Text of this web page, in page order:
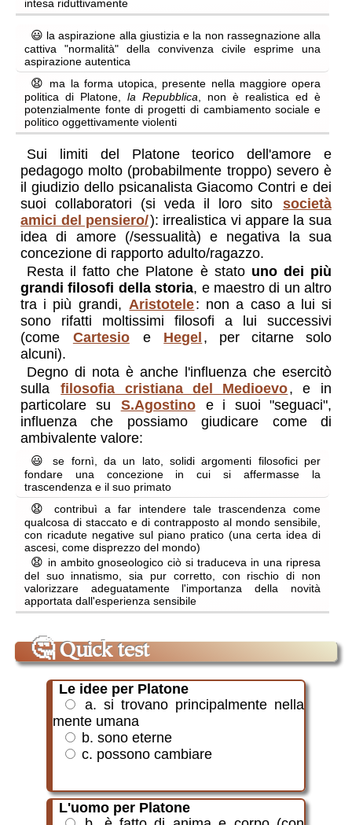
intesa riduttivamente
😃 la aspirazione alla giustizia e la non rassegnazione alla
cattiva "normalità" della convivenza civile esprime una
aspirazione autentica
😧
ma la forma utopica, presente nella maggiore opera
politica di Platone, la Repubblica , non è realistica ed è
potenzialmente fonte di progetti di cambiamento sociale e
politico oggettivamente violenti
Sui limiti del Platone teorico dell'amore e
pedagogo molto (probabilmente troppo) severo è
il giudizio dello psicanalista Giacomo Contri e dei
suoi collaboratori (si veda il loro sito società
amici del pensiero/): irrealistica vi appare la sua
idea di amore (/sessualità) e negativa la sua
concezione di rapporto adulto/ragazzo.
Resta il fatto che Platone è stato uno dei più
grandi filosofi della storia, e maestro di un altro
tra i più grandi, Aristotele: non a caso a lui si
sono rifatti moltissimi filosofi a lui successivi
(come Cartesio e Hegel , per citarne solo
alcuni).
Degno di nota è anche l'influenza che esercitò
sulla filosofia cristiana del Medioevo, e in
particolare su
S.Agostino e i suoi "seguaci",
influenza che possiamo giudicare come di
ambivalente valore:
😃
se fornì, da un lato, solidi argomenti filosofici per
fondare una concezione in cui si affermasse la
trascendenza e il suo primato
😧
contribuì a far intendere tale trascendenza come
qualcosa di staccato e di contrapposto al mondo sensibile,
con ricadute negative sul piano pratico (una certa idea di
ascesi, come disprezzo del mondo)
😧 in ambito gnoseologico ciò si traduceva in una ripresa
del suo innatismo, sia pur corretto, con rischio di non
valorizzare adeguatamente l'importanza della novità
apportata dall'esperienza sensibile
🤔Quick test
Le idee per Platone
a. si trovano principalmente nella
mente umana
b. sono eterne
c. possono cambiare
L'uomo per Platone